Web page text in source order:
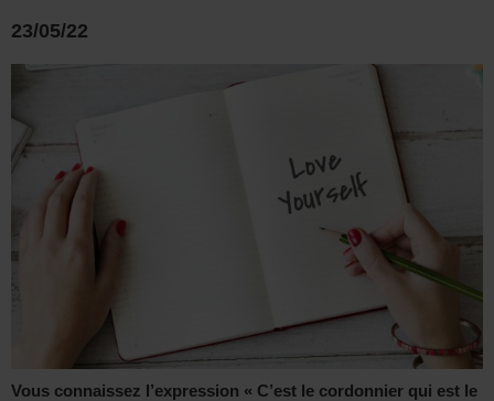
23/05/22
Vous connaissez l’expression « C’est le cordonnier qui est le